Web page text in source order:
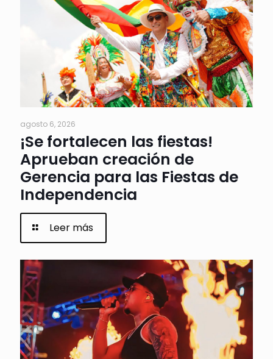
agosto 6, 2026
¡Se fortalecen las fiestas!
Aprueban creación de
Gerencia para las Fiestas de
Independencia
Leer más